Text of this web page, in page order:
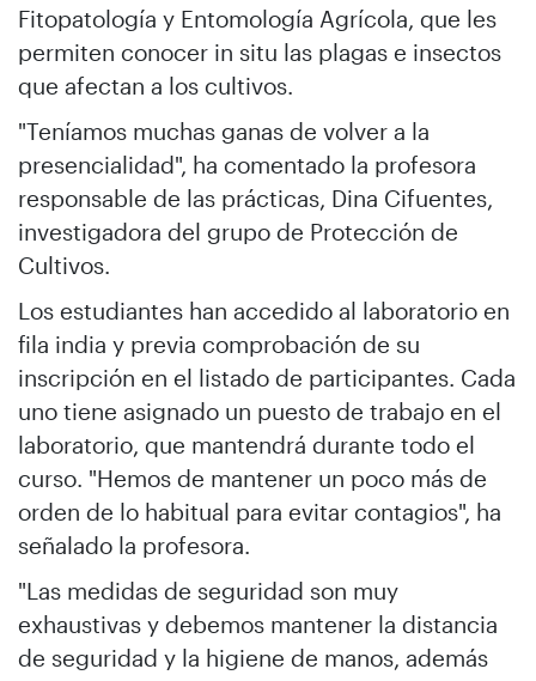
Fitopatología y Entomología Agrícola, que les
permiten conocer in situ las plagas e insectos
que afectan a los cultivos.
"Teníamos muchas ganas de volver a la
presencialidad", ha comentado la profesora
responsable de las prácticas, Dina Cifuentes,
investigadora del grupo de Protección de
Cultivos.
Los estudiantes han accedido al laboratorio en
fila india y previa comprobación de su
inscripción en el listado de participantes. Cada
uno tiene asignado un puesto de trabajo en el
laboratorio, que mantendrá durante todo el
curso. "Hemos de mantener un poco más de
orden de lo habitual para evitar contagios", ha
señalado la profesora.
"Las medidas de seguridad son muy
exhaustivas y debemos mantener la distancia
de seguridad y la higiene de manos, además